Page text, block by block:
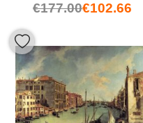
€177.00€102.66